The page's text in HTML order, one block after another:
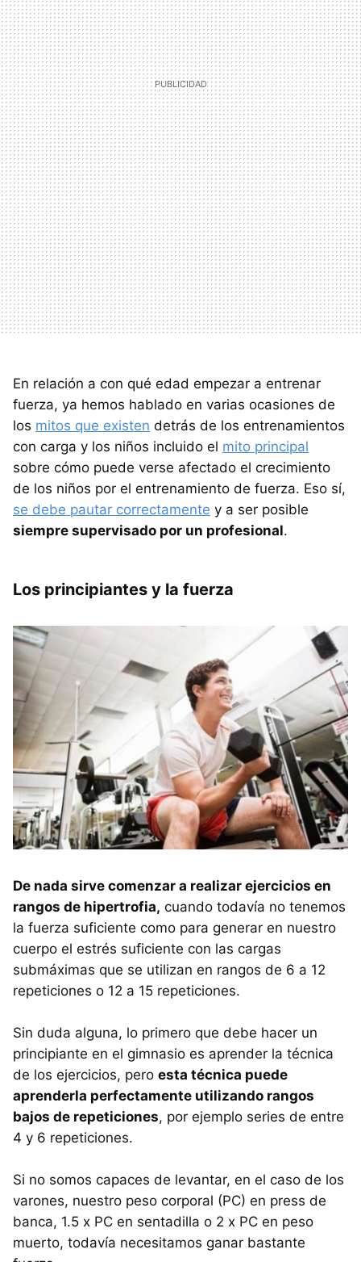
En relación a con qué edad empezar a entrenar
fuerza, ya hemos hablado en varias ocasiones de
los mitos que existen detrás de los entrenamientos
con carga y los niños incluido el mito principal
sobre cómo puede verse afectado el crecimiento
de los niños por el entrenamiento de fuerza. Eso sí,
se debe pautar correctamente y a ser posible
siempre supervisado por un profesional.
Los principiantes y la fuerza
De nada sirve comenzar a realizar ejercicios en
rangos de hipertrofia, cuando todavía no tenemos
la fuerza suficiente como para generar en nuestro
cuerpo el estrés suficiente con las cargas
submáximas que se utilizan en rangos de 6 a 12
repeticiones o 12 a 15 repeticiones.
Sin duda alguna, lo primero que debe hacer un
principiante en el gimnasio es aprender la técnica
de los ejercicios, pero esta técnica puede
aprenderla perfectamente utilizando rangos
bajos de repeticiones, por ejemplo series de entre
4 y 6 repeticiones.
Si no somos capaces de levantar, en el caso de los
varones, nuestro peso corporal (PC) en press de
banca, 1.5 x PC en sentadilla o 2 x PC en peso
muerto, todavía necesitamos ganar bastante